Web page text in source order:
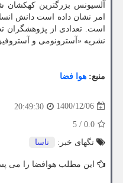
آلسیونس بزرگترین کهکشان
امر نشان داده است دانش
است. تعدادی از پژوهشگران
نشریه «آسترونومی و
منبع: هوا فضا
1400/12/06
20:49:30
0.0
/
5
تگهای خبر:
ناسا
این مطلب هوافضا را می